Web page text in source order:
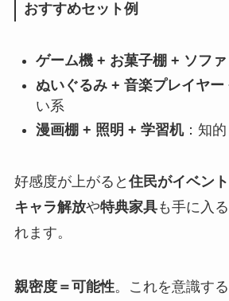
おすすめセット例
ゲーム機 + お菓子棚 + ソファ
ぬいぐるみ + 音楽プレイヤー
い系
漫画棚 + 照明 + 学習机：知
好感度が上がると 住民がイベン
キャラ解放や特典家具も手に入
れます。
親密度＝可能性。これを意識す